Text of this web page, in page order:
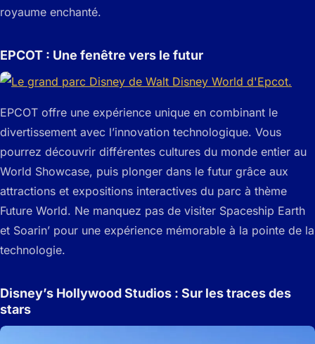
royaume enchanté.
EPCOT : Une fenêtre vers le futur
EPCOT offre une expérience unique en combinant le
divertissement avec l’innovation technologique. Vous
pourrez découvrir différentes cultures du monde entier au
World Showcase, puis plonger dans le futur grâce aux
attractions et expositions interactives du parc à thème
Future World. Ne manquez pas de visiter Spaceship Earth
et Soarin’ pour une expérience mémorable à la pointe de la
technologie.
Disney’s Hollywood Studios : Sur les traces des
stars